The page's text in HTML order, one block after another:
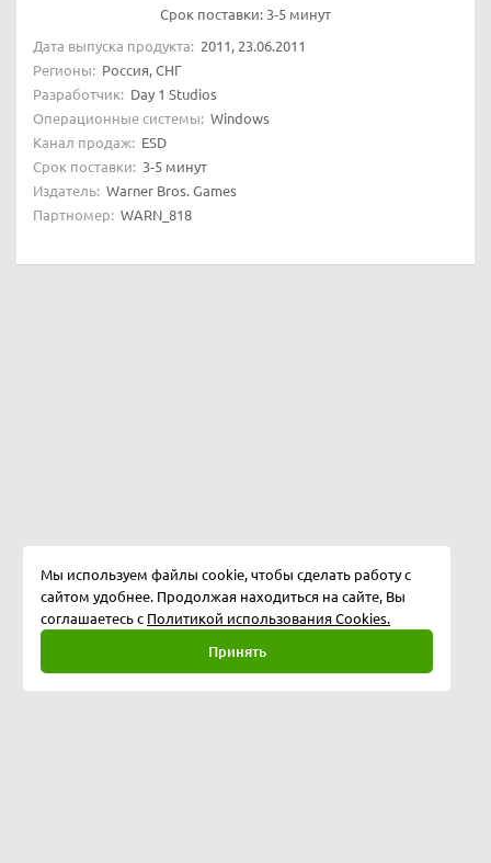
Срок поставки: 3-5 минут
Дата выпуска продукта: 2011, 23.06.2011
Регионы: Россия, СНГ
Разработчик: Day 1 Studios
Операционные системы: Windows
Канал продаж: ESD
Срок поставки: 3-5 минут
Издатель: Warner Bros. Games
Партномер: WARN_818
Мы используем файлы cookie, чтобы сделать работу с
сайтом удобнее. Продолжая находиться на сайте, Вы
соглашаетесь с Политикой использования Cookies.
Принять